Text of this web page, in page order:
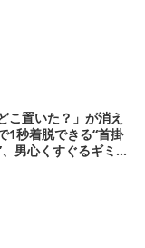
こ置いた？」が消え
1秒着脱できる“首掛
男心くすぐるギミッ